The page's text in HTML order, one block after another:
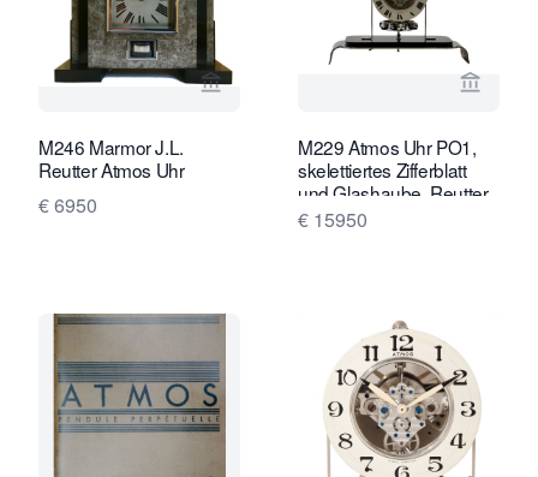
Verkaeuferseite von Van Brug
M246 Marmor J.L.
Reutter Atmos Uhr
€ 6950
M229 Atmos Uhr PO1,
skelettiertes Zifferblatt
und Glashaube, Reutter
Nr. 3200, Frankreich ca.
€ 15950